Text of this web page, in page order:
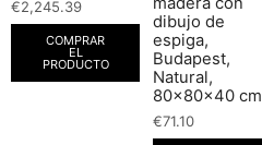
€2,245.39
COMPRAR
EL
PRODUCTO
dibujo de
espiga,
Budapest,
Natural,
80x80x40 cm
€71.10